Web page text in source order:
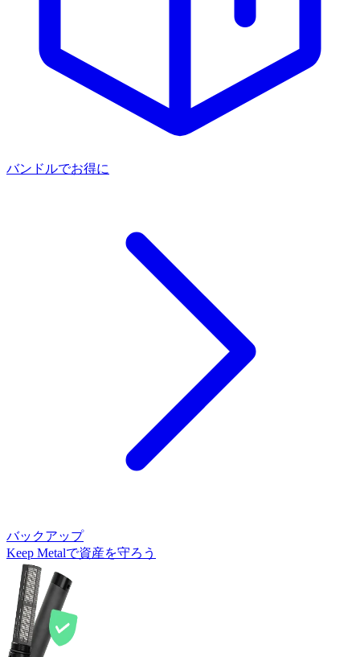
バンドルでお得に
バックアップ
Keep Metalで資産を守ろう